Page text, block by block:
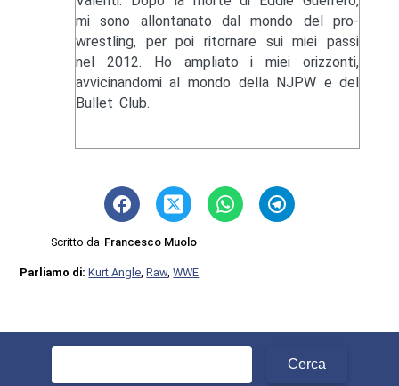
mi sono allontanato dal mondo del pro-
wrestling, per poi ritornare sui miei passi
nel 2012. Ho ampliato i miei orizzonti,
avvicinandomi al mondo della NJPW e del
Bullet Club.
Scritto da Francesco Muolo
Parliamo di:Kurt Angle,Raw,WWE
Ricerca